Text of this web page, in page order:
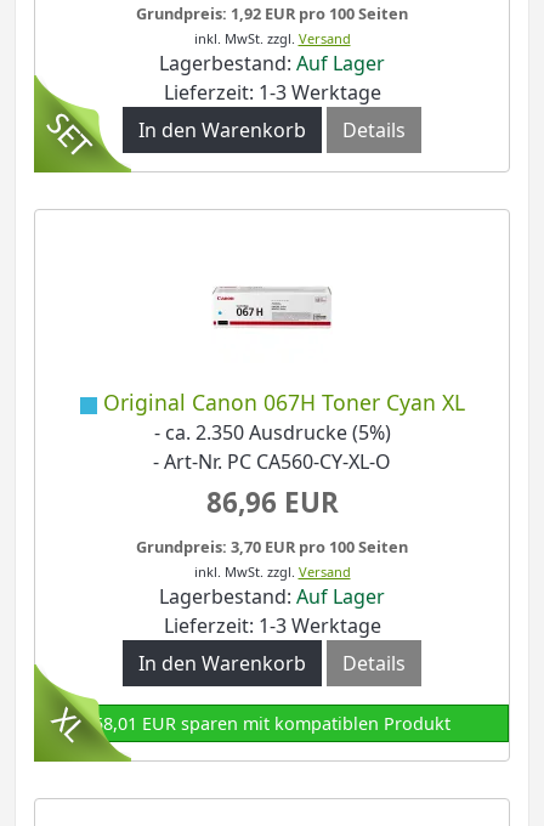
Grundpreis: 1,92 EUR pro 100 Seiten
inkl. MwSt. zzgl. Versand
Lagerbestand: Auf Lager
Lieferzeit: 1-3 Werktage
In den Warenkorb
Details
Original Canon 067H Toner Cyan XL
- ca. 2.350 Ausdrucke (5%)
- Art-Nr. PC CA560-CY-XL-O
86,96 EUR
Grundpreis: 3,70 EUR pro 100 Seiten
inkl. MwSt. zzgl. Versand
Lagerbestand: Auf Lager
Lieferzeit: 1-3 Werktage
In den Warenkorb
Details
58,01 EUR sparen mit kompatiblen Produkt